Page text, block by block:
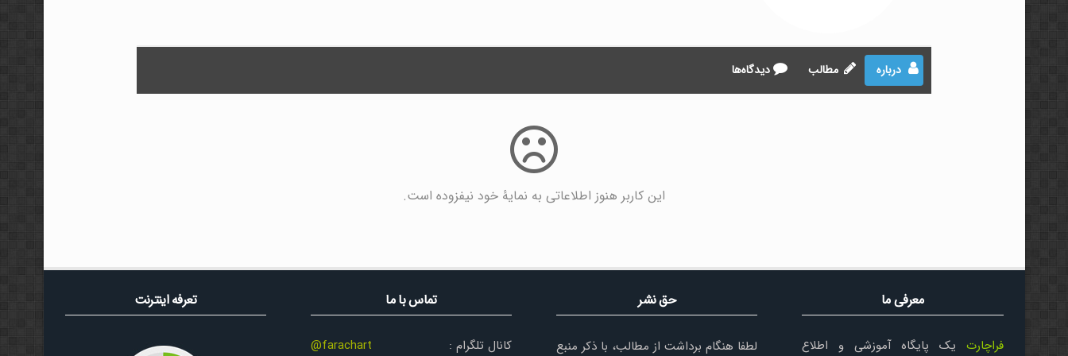
درباره مطالب دیدگاه‌ها
این کاربر هنوز اطلاعاتی به نمایۀ خود نیفزوده است.
معرفی ما
فراچارت یک پایگاه آموزشی و اطلاع
حق نشر
لطفا هنگام برداشت از مطالب، با ذکر منبع
تماس با ما
کانال تلگرام : @farachart
تعرفه اینترنت